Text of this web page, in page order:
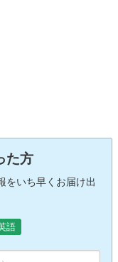
た方
をいち早くお届け出
語